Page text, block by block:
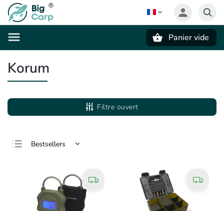
Panier vide
Korum
Filtre ouvert
Bestsellers
Le plus cher
Alphabétiquement